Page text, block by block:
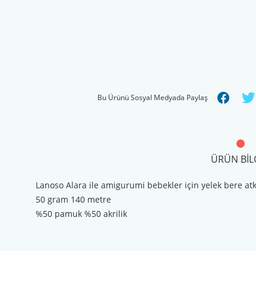
Bu Ürünü Sosyal Medyada Paylaş
ÜRÜN
Lanoso Alara ile amigurumi bebekler için yelek bere
50 gram 140 metre
%50 pamuk %50 akrilik